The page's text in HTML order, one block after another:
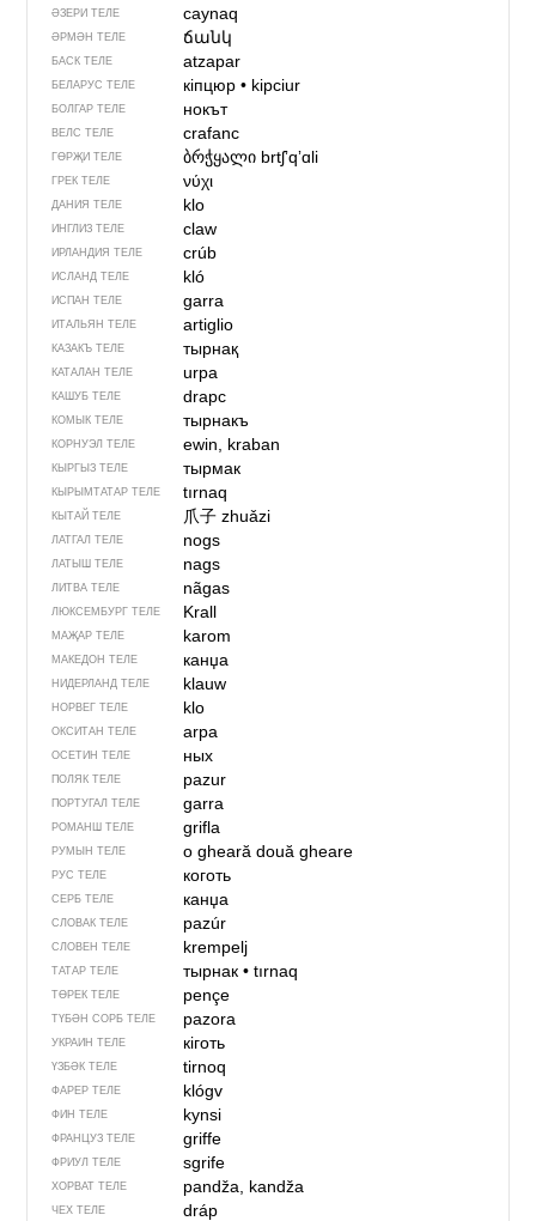
ӘЗЕРИ ТЕЛЕ caynaq
ӘРМӘН ТЕЛЕ ճանկ
БАСК ТЕЛЕ atzapar
БЕЛАРУС ТЕЛЕ кіпцюр• kipciur
БОЛГАР ТЕЛЕ нокът
ВЕЛС ТЕЛЕ crafanc
ГӨРҖИ ТЕЛЕ ბრჭყალი brtʃʼqʼɑli
ГРЕК ТЕЛЕ νύχι
ДАНИЯ ТЕЛЕ klo
ИНГЛИЗ ТЕЛЕ claw
ИРЛАНДИЯ ТЕЛЕ crúb
ИСЛАНД ТЕЛЕ kló
ИСПАН ТЕЛЕ garra
ИТАЛЬЯН ТЕЛЕ artiglio
КАЗАКЪ ТЕЛЕ тырнақ
КАТАЛАН ТЕЛЕ urpa
КАШУБ ТЕЛЕ drapc
КОМЫК ТЕЛЕ тырнакъ
КОРНУЭЛ ТЕЛЕ ewin, kraban
КЫРГЫЗ ТЕЛЕ тырмак
КЫРЫМТАТАР ТЕЛЕ tırnaq
КЫТАЙ ТЕЛЕ 爪子zhuǎzi
ЛАТГАЛ ТЕЛЕ nogs
ЛАТЫШ ТЕЛЕ nags
ЛИТВА ТЕЛЕ nãgas
ЛЮКСЕМБУРГ ТЕЛЕ Krall
МАҖАР ТЕЛЕ karom
МАКЕДОН ТЕЛЕ канџа
НИДЕРЛАНД ТЕЛЕ klauw
НОРВЕГ ТЕЛЕ klo
ОКСИТАН ТЕЛЕ arpa
ОСЕТИН ТЕЛЕ ных
ПОЛЯК ТЕЛЕ pazur
ПОРТУГАЛ ТЕЛЕ garra
РОМАНШ ТЕЛЕ grifla
РУМЫН ТЕЛЕ o ghearădouă gheare
РУС ТЕЛЕ коготь
СЕРБ ТЕЛЕ канџа
СЛОВАК ТЕЛЕ pazúr
СЛОВЕН ТЕЛЕ krempelj
ТАТАР ТЕЛЕ тырнак• tırnaq
ТӨРЕК ТЕЛЕ pençe
ТҮБӘН СОРБ ТЕЛЕ pazora
УКРАИН ТЕЛЕ кіготь
ҮЗБӘК ТЕЛЕ tirnoq
ФАРЕР ТЕЛЕ klógv
ФИН ТЕЛЕ kynsi
ФРАНЦУЗ ТЕЛЕ griffe
ФРИУЛ ТЕЛЕ sgrife
ХОРВАТ ТЕЛЕ pandža, kandža
ЧЕХ ТЕЛЕ dráp